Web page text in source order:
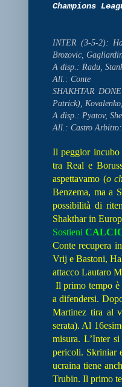
Champions
INTER (3-5-2):
Brozovic,
A disp.: Radu,
All.: Conte
SHAKHTAR
Patrick),
A disp.: Pyatov,
All.: Castro
Il peggior incubo
tra Real e
aspettavamo (o
Benzema, ma a
possibilità di
Shakthar in
Sostieni
Conte recupera
Vrij e Bastoni,
attacco Lautaro
Il primo tempo è
a difendersi.
Martinez tira al
serata). Al
misura. L’Inter
pericoli. Skriniar
ucraina tiene
Trubin. Il primo